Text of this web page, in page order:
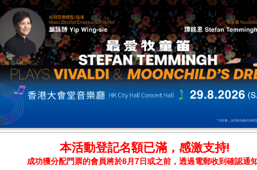
本活動登記名額已滿，感激支持!
成功獲分配門票的會員將於8月7日或之前，透過電郵收到確認通